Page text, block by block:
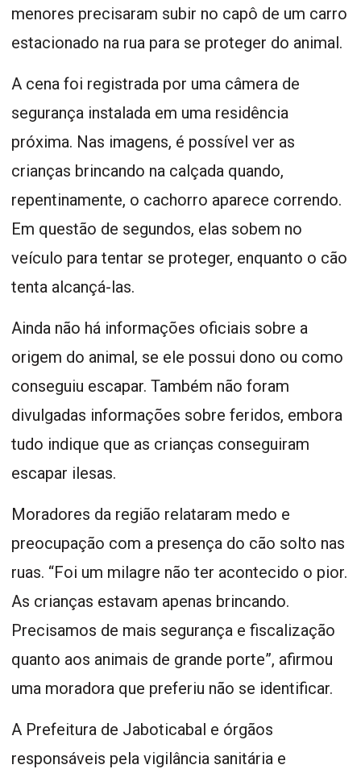
menores precisaram subir no capô de um carro
estacionado na rua para se proteger do animal.
A cena foi registrada por uma câmera de
segurança instalada em uma residência
próxima. Nas imagens, é possível ver as
crianças brincando na calçada quando,
repentinamente, o cachorro aparece correndo.
Em questão de segundos, elas sobem no
veículo para tentar se proteger, enquanto o cão
tenta alcançá-las.
Ainda não há informações oficiais sobre a
origem do animal, se ele possui dono ou como
conseguiu escapar. Também não foram
divulgadas informações sobre feridos, embora
tudo indique que as crianças conseguiram
escapar ilesas.
Moradores da região relataram medo e
preocupação com a presença do cão solto nas
ruas. “Foi um milagre não ter acontecido o pior.
As crianças estavam apenas brincando.
Precisamos de mais segurança e fiscalização
quanto aos animais de grande porte”, afirmou
uma moradora que preferiu não se identificar.
A Prefeitura de Jaboticabal e órgãos
responsáveis pela vigilância sanitária e